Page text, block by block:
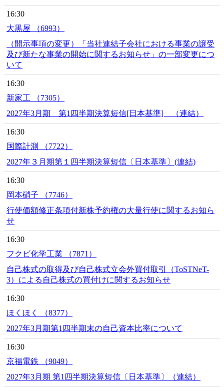
16:30
大黒屋 （6993）
（開示事項の変更）「当社連結子会社における事業の譲受
及び新たな事業の開始に関するお知らせ」の一部変更につ
いて
16:30
新家工 （7305）
2027年3月期 第1四半期決算短信[日本基準] （連結）
16:30
国際計測 （7722）
2027年３月期第１四半期決算短信〔日本基準〕(連結)
16:30
岡本硝子 （7746）
行使価額修正条項付新株予約権の大量行使に関するお知ら
せ
16:30
フクビ化学工業 （7871）
自己株式の取得及び自己株式立会外買付取引（ToSTNeT-
3）による自己株式の買付けに関するお知らせ
16:30
ほくほく （8377）
2027年3月期第1四半期末の自己資本比率について
16:30
京福電鉄 （9049）
2027年3月期 第1四半期決算短信〔日本基準〕（連結）